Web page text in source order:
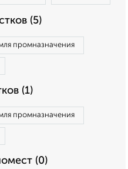
(5)
промназначения
(1)
промназначения
(0)